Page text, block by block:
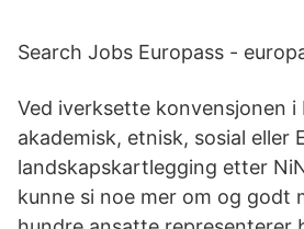
Search Jobs Europass -
Ved iverksette konvensjonen i
akademisk, etnisk, sosial eller
landskapskartlegging etter
kunne si noe mer om og godt